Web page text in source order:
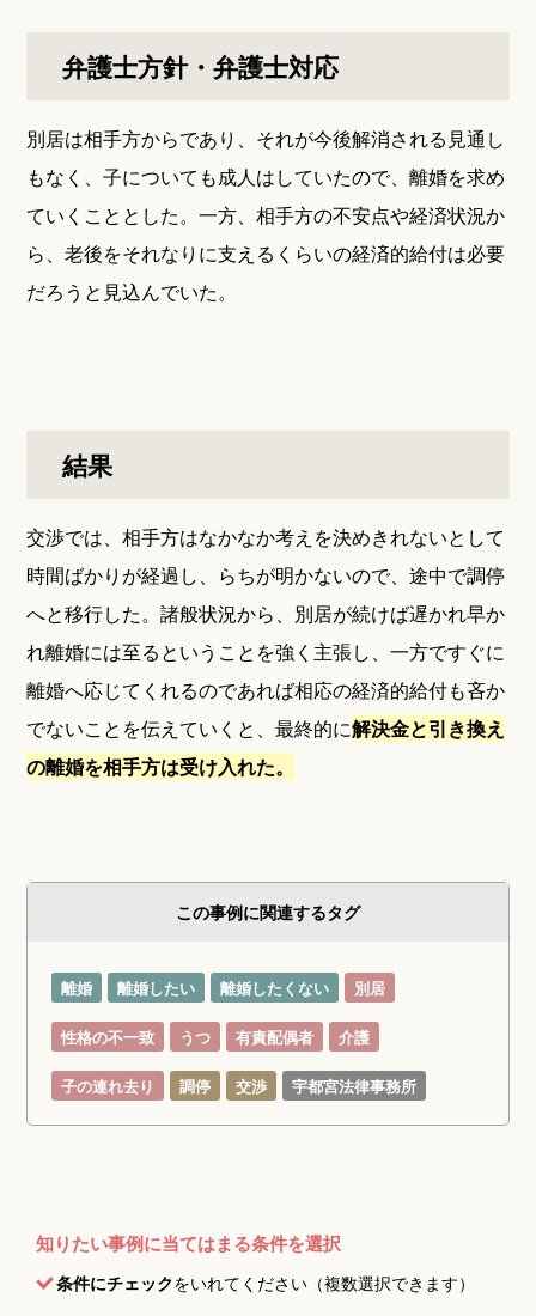
弁護士方針・弁護士対応
別居は相手方からであり、それが今後解消される見通し
もなく、子についても成人はしていたので、離婚を求め
ていくこととした。一方、相手方の不安点や経済状況か
ら、老後をそれなりに支えるくらいの経済的給付は必要
だろうと見込んでいた。
結果
交渉では、相手方はなかなか考えを決めきれないとして
時間ばかりが経過し、らちが明かないので、途中で調停
へと移行した。諸般状況から、別居が続けば遅かれ早か
れ離婚には至るということを強く主張し、一方ですぐに
離婚へ応じてくれるのであれば相応の経済的給付も吝か
でないことを伝えていくと、最終的に解決金と引き換え
の離婚を相手方は受け入れた。
この事例に関連するタグ
離婚 離婚したい 離婚したくない 別居
性格の不一致 うつ 有責配偶者 介護
子の連れ去り 調停 交渉 宇都宮法律事務所
知りたい事例に当てはまる条件を選択
条件にチェックをいれてください（複数選択できます）